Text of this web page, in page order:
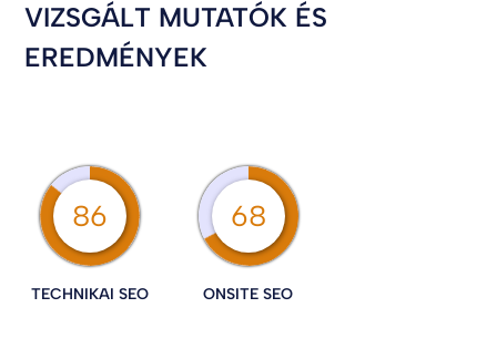
VIZSGÁLT MUTATÓK ÉS
EREDMÉNYEK
86
TECHNIKAI SEO
68
ONSITE SEO